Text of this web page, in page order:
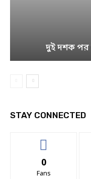
দুই দশক পর
STAY CONNECTED
0
Fans